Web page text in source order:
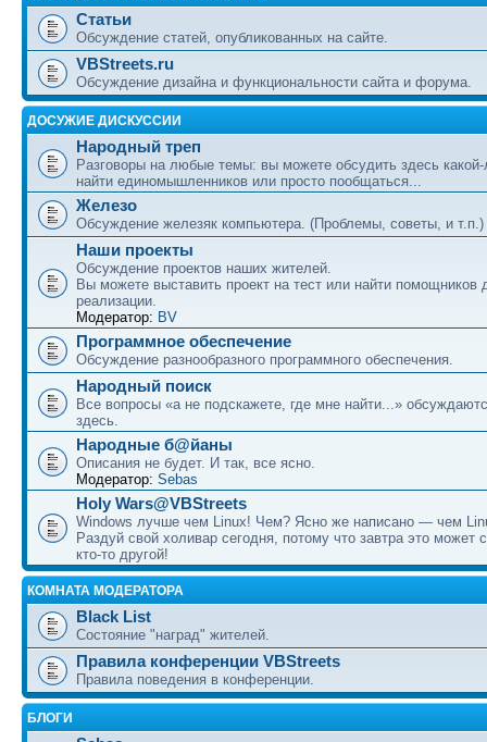
Статьи
Обсуждение статей, опубликованных на сайте.
VBStreets.ru
Обсуждение дизайна и функциональности сайта и форума.
ДОСУЖИЕ ДИСКУССИИ
Народный треп
Разговоры на любые темы: вы можете обсудить здесь какой-
найти единомышленников или просто пообщаться...
Железо
Обсуждение железяк компьютера. (Проблемы, советы, и т.п.)
Наши проекты
Обсуждение проектов наших жителей.
Вы можете выставить проект на тест или найти помощников
реализации.
Модератор: BV
Программное обеспечение
Обсуждение разнообразного программного обеспечения.
Народный поиск
Все вопросы «а не подскажете, где мне найти...»
здесь.
Народные б@йаны
Описания не будет. И так, все ясно.
Модератор: Sebas
Holy Wars@VBStreets
Windows лучше чем Linux! Чем? Ясно же написано — чем
Раздуй свой холивар сегодня, потому что завтра это может
кто-то другой!
КОМНАТА МОДЕРАТОРА
Black List
Состояние "наград" жителей.
Правила конференции VBStreets
Правила поведения в конференции.
БЛОГИ